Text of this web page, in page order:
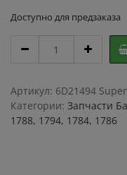
Доступно для предзаказа
223527
12420-
83
К2В
Артикул: 6D21494 Super
Категории: Запчасти
1788, 1794, 1784, 1786